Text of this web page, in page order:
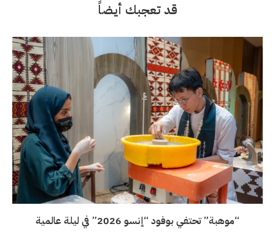
قد تعجبك أيضاً
“موهبة” تحتفي بوفود “إنسو 2026” في ليلة عالمية